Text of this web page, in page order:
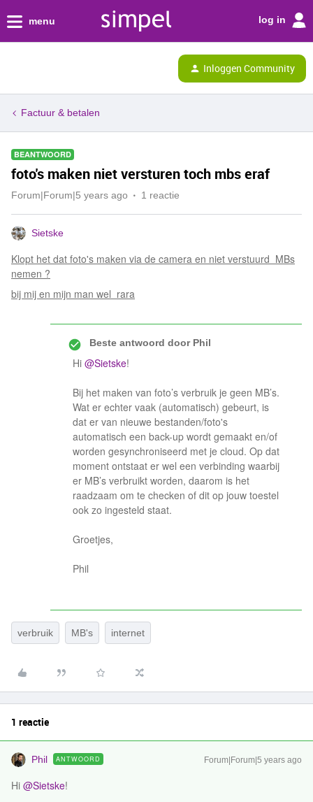
menu log in
Inloggen Community
Factuur & betalen
BEANTWOORD
foto's maken niet versturen toch mbs eraf
Forum|Forum|5 years ago 1 reactie
Sietske
Klopt het dat foto's maken via de camera en niet verstuurd MBs
nemen ?
bij mij en mijn man wel rara
Beste antwoord doorPhil
Hi @Sietske!
Bij het maken van foto’s verbruik je geen MB’s.
Wat er echter vaak (automatisch) gebeurt, is
dat er van nieuwe bestanden/foto's
automatisch een back-up wordt gemaakt en/of
worden gesynchroniseerd met je cloud. Op dat
moment ontstaat er wel een verbinding waarbij
er MB’s verbruikt worden, daarom is het
raadzaam om te checken of dit op jouw toestel
ook zo ingesteld staat.
Groetjes,
Phil
verbruik MB's internet
1 reactie
Phil ANTWOORD Forum|Forum|5 years ago
Hi @Sietske!